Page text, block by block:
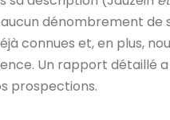
dénombrement de
connues et, en plus,
Un rapport détaillé a
prospections.